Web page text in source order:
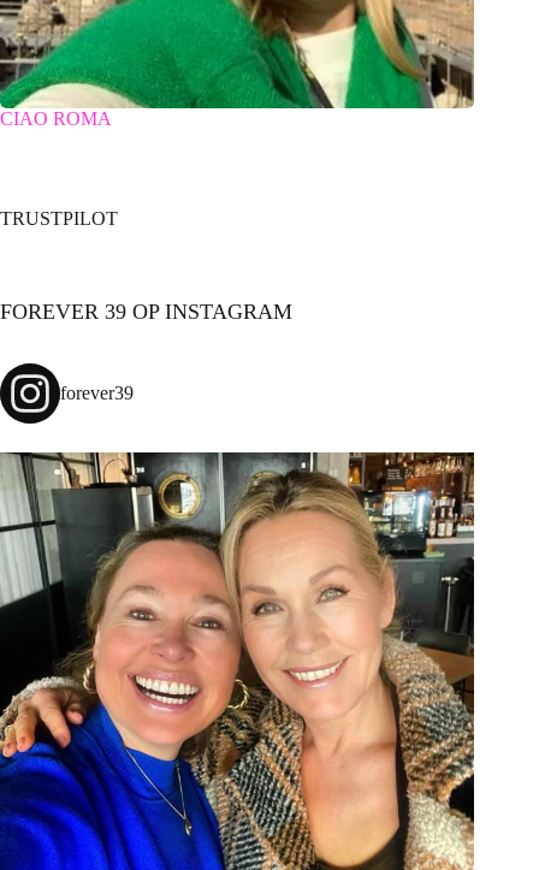
CIAO ROMA
TRUSTPILOT
FOREVER 39 OP INSTAGRAM
forever39